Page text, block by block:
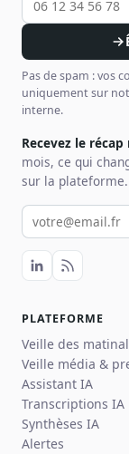
Pas de spam : vos
uniquement sur
interne.
Recevez le récap
mois, ce qui
sur la plateforme.
Votre email pour
PLATEFORME
Veille des
Veille média &
Assistant IA
Transcriptions IA
Synthèses IA
Alertes